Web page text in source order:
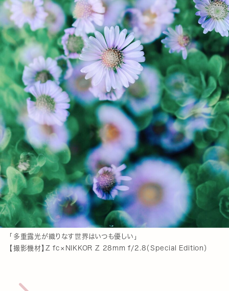
「多重露光が織りなす世界はいつも優しい」
【撮影機材】Z fc×NIKKOR Z 28mm f/2.8（Special Edition）